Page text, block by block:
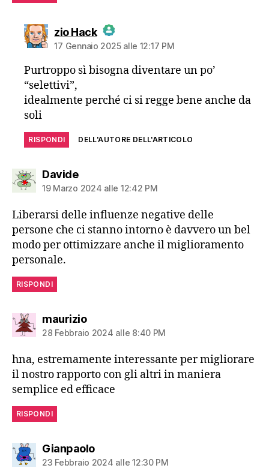
zio Hackdice:
The Real Person Badge!
Anti-Spam by CleanTalk
17 Gennaio 2025 alle 12:17 PM
Purtroppo sì bisogna diventare un po’
“selettivi”,
idealmente perché ci si regge bene anche da
soli
RISPONDI DELL'AUTORE DELL'ARTICOLO
Davidedice:
19 Marzo 2024 alle 12:42 PM
Liberarsi delle influenze negative delle
persone che ci stanno intorno è davvero un bel
modo per ottimizzare anche il miglioramento
personale.
RISPONDI
mauriziodice:
28 Febbraio 2024 alle 8:40 PM
hna, estremamente interessante per migliorare
il nostro rapporto con gli altri in maniera
semplice ed efficace
RISPONDI
Gianpaolodice:
23 Febbraio 2024 alle 12:30 PM